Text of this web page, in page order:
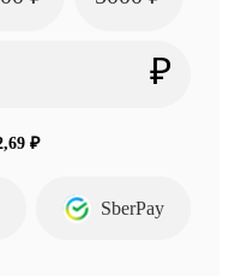
₽
₽
SberPay